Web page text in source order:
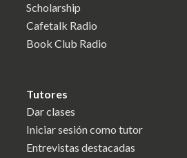
Scholarship
Cafetalk Radio
Book Club Radio
Tutores
Dar clases
Iniciar sesión como tutor
Entrevistas destacadas